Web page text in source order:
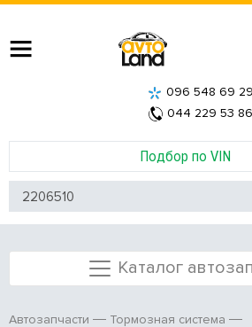
Подбор по VIN
096 548 69 29
044 229 53 86
Каталог
Автозапчасти
Тормозная система